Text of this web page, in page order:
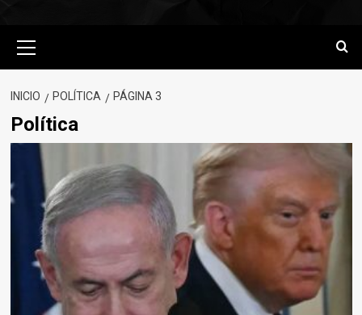
primario
INICIO POLÍTICA PÁGINA 3
Política